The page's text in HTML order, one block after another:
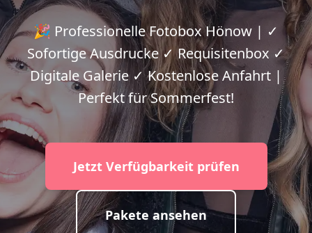
🎉 Professionelle Fotobox Hönow | ✓
Sofortige Ausdrucke ✓ Requisitenbox ✓
Digitale Galerie ✓ Kostenlose Anfahrt |
Perfekt für Sommerfest!
Jetzt Verfügbarkeit prüfen
Pakete ansehen